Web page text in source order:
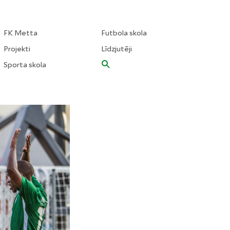
FK Metta
Projekti
Sporta skola
Futbola skola
Līdzjutēji